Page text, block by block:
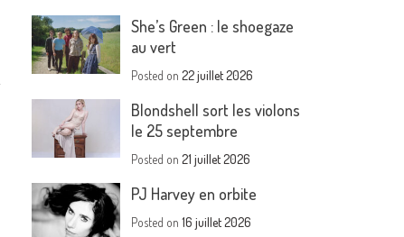
She’s Green : le shoegaze
au vert
Posted on22 juillet 2026
Blondshell sort les violons
le 25 septembre
Posted on21 juillet 2026
PJ Harvey en orbite
Posted on16 juillet 2026